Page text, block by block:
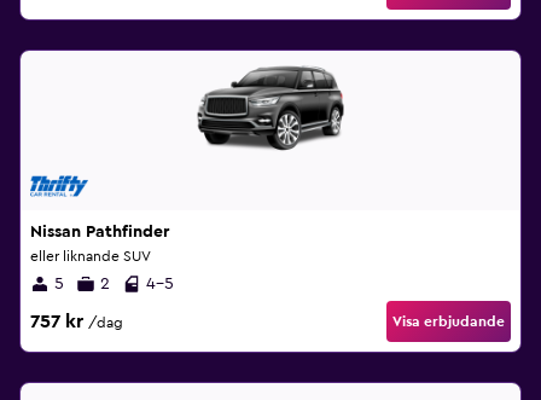
Nissan Pathfinder
eller liknande SUV
5 2 4-5
757 kr /dag Visa erbjudande